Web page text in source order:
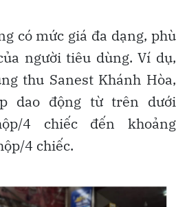
có mức giá đa dạng, phù
người tiêu dùng. Ví dụ,
thu Sanest Khánh Hòa,
dao động từ trên dưới
4 chiếc đến khoảng
4 chiếc.